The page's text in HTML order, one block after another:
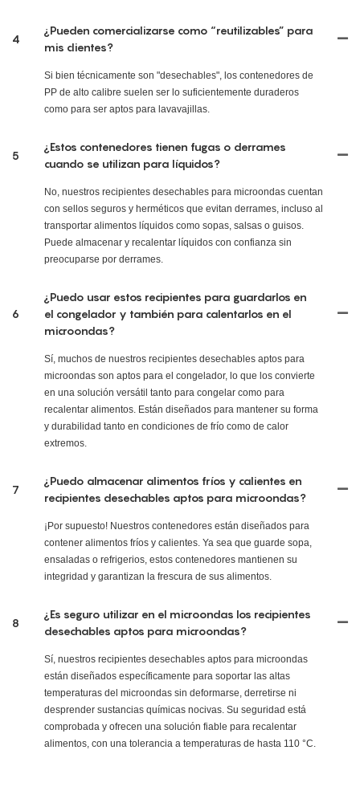
4
¿Pueden comercializarse como “reutilizables” para
mis clientes?
Si bien técnicamente son "desechables", los contenedores de
PP de alto calibre suelen ser lo suficientemente duraderos
como para ser aptos para lavavajillas.
5
¿Estos contenedores tienen fugas o derrames
cuando se utilizan para líquidos?
No, nuestros recipientes desechables para microondas cuentan
con sellos seguros y herméticos que evitan derrames, incluso al
transportar alimentos líquidos como sopas, salsas o guisos.
Puede almacenar y recalentar líquidos con confianza sin
preocuparse por derrames.
6
¿Puedo usar estos recipientes para guardarlos en
el congelador y también para calentarlos en el
microondas?
Sí, muchos de nuestros recipientes desechables aptos para
microondas son aptos para el congelador, lo que los convierte
en una solución versátil tanto para congelar como para
recalentar alimentos. Están diseñados para mantener su forma
y durabilidad tanto en condiciones de frío como de calor
extremos.
7
¿Puedo almacenar alimentos fríos y calientes en
recipientes desechables aptos para microondas?
¡Por supuesto! Nuestros contenedores están diseñados para
contener alimentos fríos y calientes. Ya sea que guarde sopa,
ensaladas o refrigerios, estos contenedores mantienen su
integridad y garantizan la frescura de sus alimentos.
8
¿Es seguro utilizar en el microondas los recipientes
desechables aptos para microondas?
Sí, nuestros recipientes desechables aptos para microondas
están diseñados específicamente para soportar las altas
temperaturas del microondas sin deformarse, derretirse ni
desprender sustancias químicas nocivas. Su seguridad está
comprobada y ofrecen una solución fiable para recalentar
alimentos, con una tolerancia a temperaturas de hasta 110 °C.